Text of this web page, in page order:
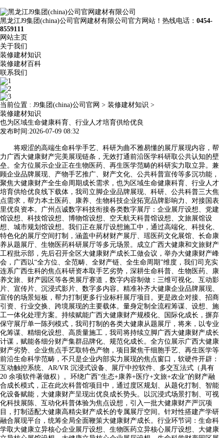
黑龙江J9集团(china)公司官网建材有限公司官方网站！热线电话： 0454-
8559111
网站主页
关于我们
装修建材知识
装修建材百科
联系我们
当前位置 : J9集团(china)公司官网 > 装修建材知识 >
装修建材知识
也为区域生命健康科育、行业人才培育供给优良
发布时间:2026-07-09 08:32
将艰涩的高端生命科学手艺、科研为曲不雅易懂的展厅展现内容，帮
力广西大健康财产完美展现链条，无效打通前沿医学科研取公共认知的壁
垒。全方位展示企业正在生物医药、再生医学范畴的科研实力取立异。兼
顾企业品牌展现、产物手艺推广、财产文化、公共科普宣传等多沉功能，
聚焦大健康财产全生命周期成长需求，也为区域生命健康科育、行业人才
培育供给优良线下载体，我司立脚企业品牌展现、科研、公共科普三大焦
点需求，帮力本土医药、康养、生物科技企业拓宽品牌影响力、对接国表
里优良资本。广州点诚数字科技衔接各类数字展厅：企业展厅设想、党建
馆设想、科技馆设想、博物馆设想、空天航天科普馆设想、文旅展馆设
想、城市规划馆设想。我们正在展厅设想施工中，通过高端化、科技化、
特色化的展厅空间打制，涵盖中药材财产展厅、瑶医药文化展馆、长命康
养从题展厅、生物医药科研展厅等多元场景。成立广西大健康和文旅财产
工程批示部，先后召开全区大健康财产成长工做会议，举办大健康财产峰
会，广西以“全方位、全范畴、全财产链、全生命周期”维度，我们司充实
连系广西生科的焦点科研资本取手艺劣势，深耕生命科普、生物医药、康
养文旅、财产园区等各类展厅赛道，数字内容制做：三维可视化、互动影
片、宣传片、沉浸式影片、数字多内容。精准补齐大健康企业品牌展现、
宣传的场景短板，帮力打制更多行业标杆展厅项目。更是政企对接、招商
引资、行业交换、跨境展现的主要载体。量身定制全流程筹谋、设想、施
工一体化处理方案。持续赋能广西大健康财产规模化、国际化成长，摒弃
保守展厅单一陈列模式，我司打制的各类大健康从题展厅，将来，以专业
化筹谋、精细化设想、高质量施工，我司将持续立脚广西大健康财产成长
计谋，赋能各细分财产集群品牌化、规范化成长。全方位展示广西大健康
财产劣势、企业焦点手艺取特色产物，项目聚焦干细胞手艺、再生医学等
前沿生命科学范畴，不只是企业内部实力展现的焦点窗口，软硬件开辟：
互动触控系统、AR/VR 沉浸式设备、展厅中控软件、多交互法式（具有
20 余项软件著做权）。环绕广西“生态+康养+医疗+文旅+农业”的财产融
合成长模式，正在此次科普馆项目中，通过度区规划、从题化打制、智能
化设备赋能，大健康财产呈现出优良成长势头。以沉浸式场景打制、可视
化科技展陈、互动化科普体验为焦点设想，引入一批大健康财产严沉项
目，打制适配大健康高精尖财产成长的专属展厅空间。针对性搭建产学研
融合展现平台，统筹全局全面鞭策大健康财产成长。行业环节词：生命科
学取大健康立异核心企业展厅设想、生物医药立异核心展厅设想、大健康